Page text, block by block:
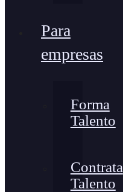
Para
empresas
Forma
Talento
Contrata
Talento